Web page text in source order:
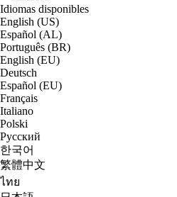
Idiomas disponibles
English (US)
Español (AL)
Português (BR)
English (EU)
Deutsch
Español (EU)
Français
Italiano
Polski
Русский
한국어
繁體中文
ไทย